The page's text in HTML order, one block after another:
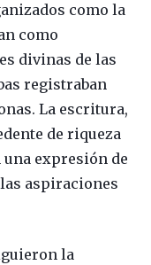
como la
como
divinas de las
registraban
La escritura,
de riqueza
expresión de
aspiraciones
la